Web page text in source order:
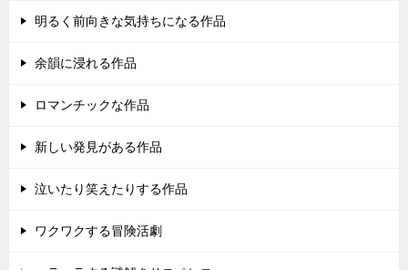
明るく前向きな気持ちになる作品
余韻に浸れる作品
ロマンチックな作品
新しい発見がある作品
泣いたり笑えたりする作品
ワクワクする冒険活劇